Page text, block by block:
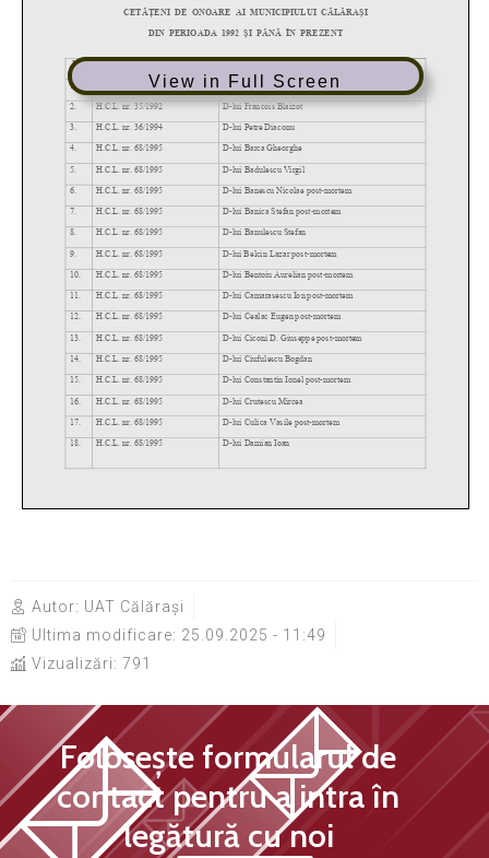
View in Full Screen
Autor: UAT Călărași
Ultima modificare: 25.09.2025 - 11:49
Vizualizări: 791
Folosește formularul de
contact pentru a intra în
legătură cu noi